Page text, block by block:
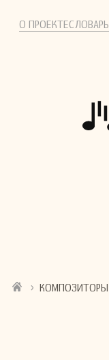
О ПРОЕКТЕСЛОВАРЬ
› КОМПОЗИТОРЫ